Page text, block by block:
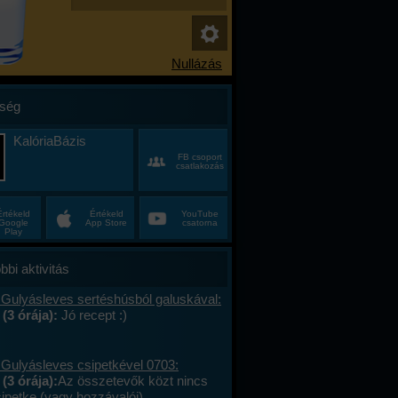
KalóriaBázis
FB csoport
csatlakozás
Play
Értékeld
App Store
YouTube
csatorna
aktivitás
sertéshúsból galuskával:
órája): Jó recept :)
csipetkével 0703:
órája):Az összetevők közt nincs